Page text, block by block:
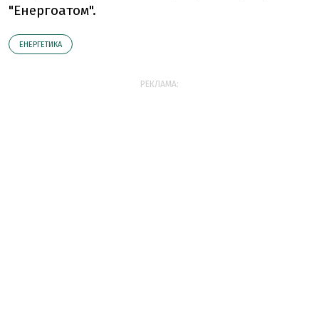
"Енергоатом".
ЕНЕРГЕТИКА
РЕКЛАМА: